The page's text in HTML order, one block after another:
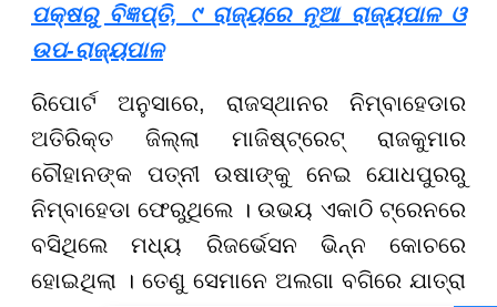
ପକ୍ଷରୁ ବିଜ୍ଞପ୍ତି, ୯ ରାଜ୍ୟରେ ନୂଆ ରାଜ୍ୟପାଳ ଓ
ଉପ-ରାଜ୍ୟପାଳ
ରିପୋର୍ଟ ଅନୁସାରେ, ରାଜସ୍ଥାନର ନିମ୍ବାହେଡାର
ଅତିରିକ୍ତ ଜିଲ୍ଲା ମାଜିଷ୍ଟ୍ରେଟ୍ ରାଜକୁମାର
ଚୌହାନଙ୍କ ପତ୍ନୀ ଉଷାଙ୍କୁ ନେଇ ଯୋଧପୁରରୁ
ନିମ୍ବାହେଡା ଫେରୁଥିଲେ । ଉଭୟ ଏକାଠି ଟ୍ରେନରେ
ବସିଥିଲେ ମଧ୍ୟ ରିଜର୍ଭେସନ ଭିନ୍ନ କୋଚରେ
ହୋଇଥିଲା । ତେଣୁ ସେମାନେ ଅଲଗା ବଗିରେ ଯାତ୍ରା